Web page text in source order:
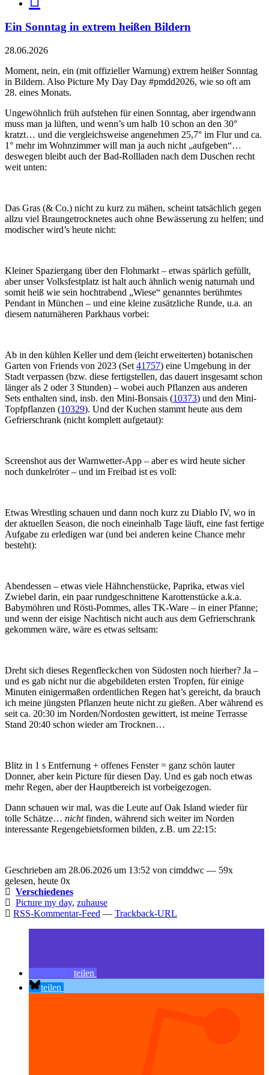
Ein Sonntag in extrem heißen Bildern
28.06.2026
Moment, nein, ein (mit offizieller Warnung) extrem heißer Sonntag
in Bildern. Also Picture My Day Day #pmdd2026, wie so oft am
28. eines Monats.
Ungewöhnlich früh aufstehen für einen Sonntag, aber irgendwann
muss man ja lüften, und wenn’s um halb 10 schon an den 30°
kratzt… und die vergleichsweise angenehmen 25,7° im Flur und ca.
1° mehr im Wohnzimmer will man ja auch nicht „aufgeben“…
deswegen bleibt auch der Bad-Rollladen nach dem Duschen recht
weit unten:
Das Gras (& Co.) nicht zu kurz zu mähen, scheint tatsächlich gegen
allzu viel Braungetrocknetes auch ohne Bewässerung zu helfen; und
modischer wird’s heute nicht:
Kleiner Spaziergang über den Flohmarkt – etwas spärlich gefüllt,
aber unser Volksfestplatz ist halt auch ähnlich wenig naturnah und
somit heiß wie sein hochtrabend „Wiese“ genanntes berühmtes
Pendant in München – und eine kleine zusätzliche Runde, u.a. an
diesem naturnäheren Parkhaus vorbei:
Ab in den kühlen Keller und dem (leicht erweiterten) botanischen
Garten von Friends von 2023 (Set 41757) eine Umgebung in der
Stadt verpassen (bzw. diese fertigstellen, das dauert insgesamt schon
länger als 2 oder 3 Stunden) – wobei auch Pflanzen aus anderen
Sets enthalten sind, insb. den Mini-Bonsais (10373) und den Mini-
Topfpflanzen (10329). Und der Kuchen stammt heute aus dem
Gefrierschrank (nicht komplett aufgetaut):
Screenshot aus der Warnwetter-App – aber es wird heute sicher
noch dunkelröter – und im Freibad ist es voll:
Etwas Wrestling schauen und dann noch kurz zu Diablo IV, wo in
der aktuellen Season, die noch eineinhalb Tage läuft, eine fast fertige
Aufgabe zu erledigen war (und bei anderen keine Chance mehr
besteht):
Abendessen – etwas viele Hähnchenstücke, Paprika, etwas viel
Zwiebel darin, ein paar rundgeschnittene Karottenstücke a.k.a.
Babymöhren und Rösti-Pommes, alles TK-Ware – in einer Pfanne;
und wenn der eisige Nachtisch nicht auch aus dem Gefrierschrank
gekommen wäre, wäre es etwas seltsam:
Dreht sich dieses Regenfleckchen von Südosten noch hierher? Ja –
und es gab nicht nur die abgebildeten ersten Tropfen, für einige
Minuten einigermaßen ordentlichen Regen hat’s gereicht, da brauch
ich meine jüngsten Pflanzen heute nicht zu gießen. Aber während es
seit ca. 20:30 im Norden/Nordosten gewittert, ist meine Terrasse
Stand 20:40 schon wieder am Trocknen…
Blitz in 1 s Entfernung + offenes Fenster = ganz schön lauter
Donner, aber kein Picture für diesen Day. Und es gab noch etwas
mehr Regen, aber der Hauptbereich ist vorbeigezogen.
Dann schauen wir mal, was die Leute auf Oak Island wieder für
tolle Schätze… nichtfinden, während sich weiter im Norden
interessante Regengebietsformen bilden, z.B. um 22:15:
Geschrieben am 28.06.2026 um 13:52 von cimddwc — 59x
gelesen, heute 0x
Verschiedenes
Picture my day, zuhause
RSS-Kommentar-Feed — Trackback-URL
teilen
teilen